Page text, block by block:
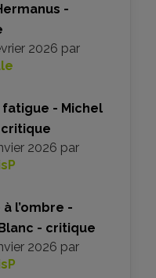
-
2026 par
fatigue - Michel
2026 par
l’ombre -
- critique
2026 par